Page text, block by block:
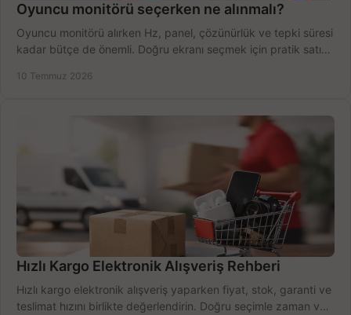
Oyuncu monitörü seçerken ne alınmalı?
Oyuncu monitörü alırken Hz, panel, çözünürlük ve tepki süresi
kadar bütçe de önemli. Doğru ekranı seçmek için pratik satın
10 Temmuz 2026
Hızlı Kargo Elektronik Alışveriş Rehberi
Hızlı kargo elektronik alışveriş yaparken fiyat, stok, garanti ve
teslimat hızını birlikte değerlendirin. Doğru seçimle zaman ve